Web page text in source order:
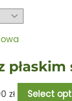
zł Select